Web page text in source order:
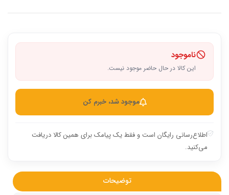
ناموجود
این کالا در حال حاضر موجود نیست.
موجود شد، خبرم کن
اطلاع‌رسانی رایگان است و فقط یک پیامک برای همین کالا دریافت
می‌کنید.
توضیحات